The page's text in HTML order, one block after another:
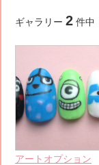
ギャラリー 2 件中
アートオプション